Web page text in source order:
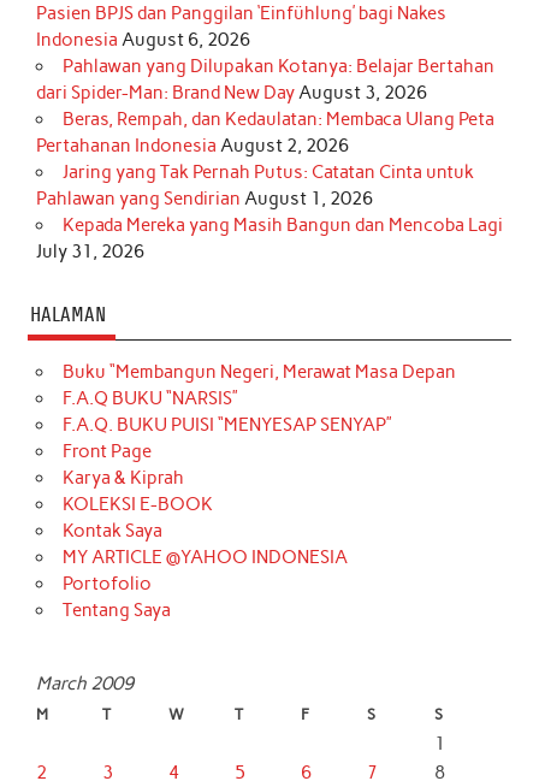
Pasien BPJS dan Panggilan ‘Einfühlung’ bagi Nakes
Indonesia August 6, 2026
Pahlawan yang Dilupakan Kotanya: Belajar Bertahan
dari Spider-Man: Brand New DayAugust 3, 2026
Beras, Rempah, dan Kedaulatan: Membaca Ulang Peta
Pertahanan Indonesia August 2, 2026
Jaring yang Tak Pernah Putus: Catatan Cinta untuk
Pahlawan yang Sendirian August 1, 2026
Kepada Mereka yang Masih Bangun dan Mencoba Lagi
July 31, 2026
HALAMAN
Buku “Membangun Negeri, Merawat Masa Depan
F.A.Q BUKU “NARSIS”
F.A.Q. BUKU PUISI “MENYESAP SENYAP”
Front Page
Karya & Kiprah
KOLEKSI E-BOOK
Kontak Saya
MY ARTICLE @YAHOO INDONESIA
Portofolio
Tentang Saya
March 2009
M T W T F S S
1
2
3 4 5 6 7 8